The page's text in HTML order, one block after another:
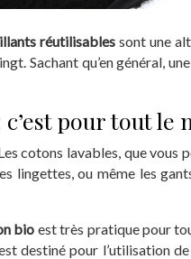
réutilisables sont une
Sachant qu’en général,
pour tout le
cotons lavables, que vous
lingettes, ou même les
bio est très pratique pour
destiné pour l’utilisation